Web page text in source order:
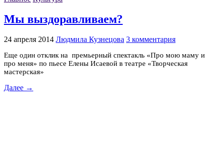
Мы выздоравливаем?
24 апреля 2014 Людмила Кузнецова 3 комментария
Еще один отклик на премьерный спектакль «Про мою маму и
про меня» по пьесе Елены Исаевой в театре «Творческая
мастерская»
Далее →